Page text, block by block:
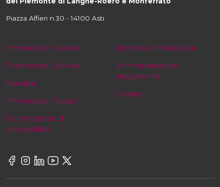
Piazza Alfieri n.30 - 14100 Asti
Informativa Cookies
Preferenze Cookies
Stampa
Informativa Privacy
Dichiarazione di
accessibilità
Richiesta informazioni
Amministrazione
trasparente
Credits